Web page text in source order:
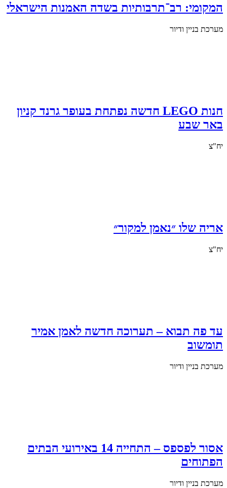
המקומי: רב־תרבותיות בשדה האמנות הישראלי
מערכת בניין ודיור
חנות LEGO חדשה נפתחת בעופר גרנד קניון
באר שבע
יח"צ
אריה שלו ״נאמן למקור״
יח"צ
עד פה תבוא – תערוכה חדשה לאמן אמיר
תומשוב
מערכת בניין ודיור
אסור לפספס – התחייה 14 באירועי הבתים
הפתוחים
מערכת בניין ודיור